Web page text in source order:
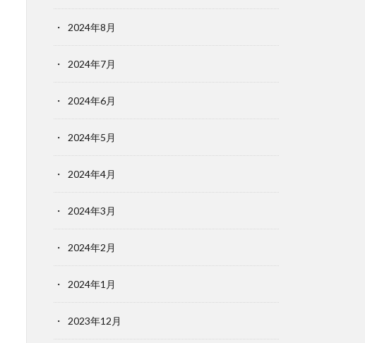
2024年8月
2024年7月
2024年6月
2024年5月
2024年4月
2024年3月
2024年2月
2024年1月
2023年12月